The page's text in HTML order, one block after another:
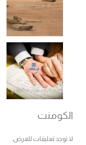
الكومنت
لا توجد تعليقات للعرض.